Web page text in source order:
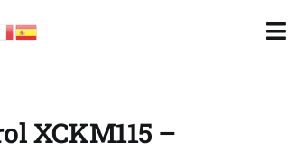
XCKM115 –